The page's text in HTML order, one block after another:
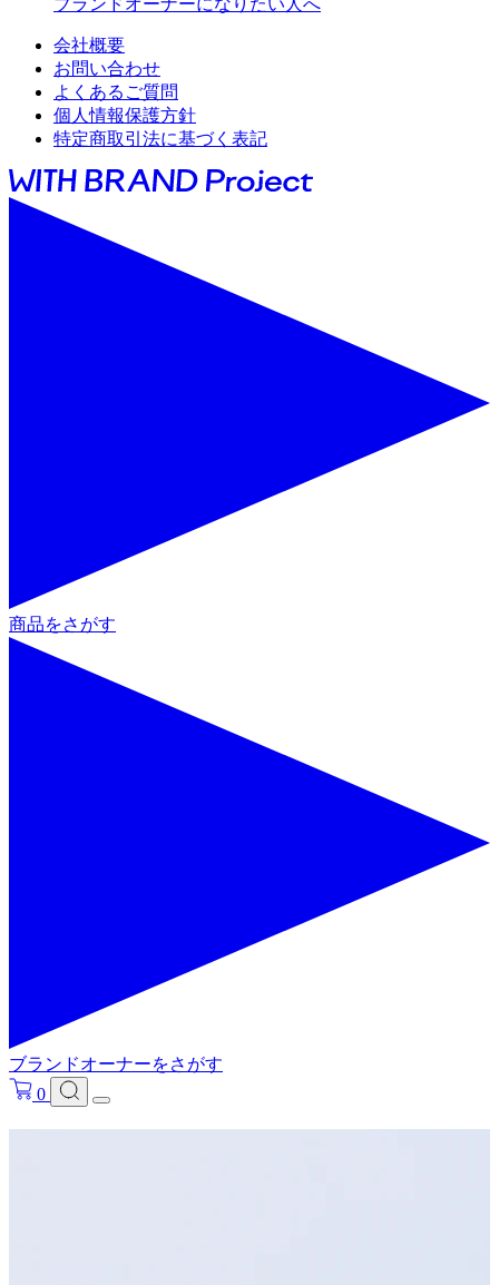
会社概要
お問い合わせ
よくあるご質問
個人情報保護方針
特定商取引法に基づく表記
商品をさがす
ブランドオーナーをさがす
0